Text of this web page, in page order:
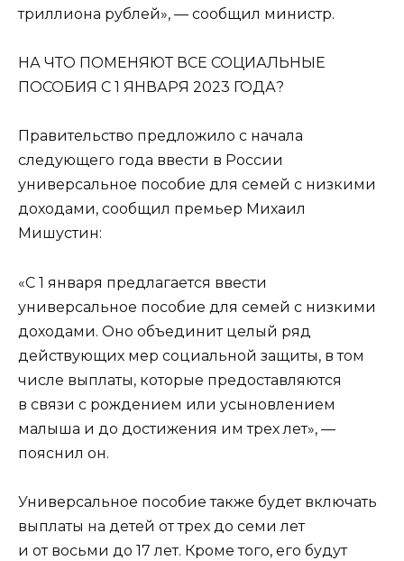
триллиона рублей», — сообщил министр.
НА ЧТО ПОМЕНЯЮТ ВСЕ СОЦИАЛЬНЫЕ
ПОСОБИЯ С 1 ЯНВАРЯ 2023 ГОДА?
Правительство предложило с начала
следующего года ввести в России
универсальное пособие для семей с низкими
доходами, сообщил премьер Михаил
Мишустин:
«С 1 января предлагается ввести
универсальное пособие для семей с низкими
доходами. Оно объединит целый ряд
действующих мер социальной защиты, в том
числе выплаты, которые предоставляются
в связи с рождением или усыновлением
малыша и до достижения им трех лет», —
пояснил он.
Универсальное пособие также будет включать
выплаты на детей от трех до семи лет
и от восьми до 17 лет. Кроме того, его будут